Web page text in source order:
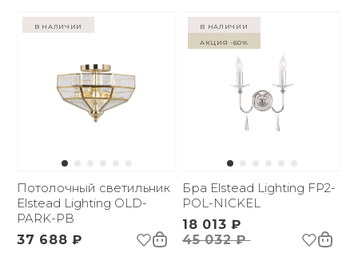
в наличии
Потолочный светильник
Elstead Lighting OLD-
PARK-PB
37 688 ₽
в наличии
Акция -60%
Бра Elstead Lighting FP2-
POL-NICKEL
18 013 ₽
45 032 ₽